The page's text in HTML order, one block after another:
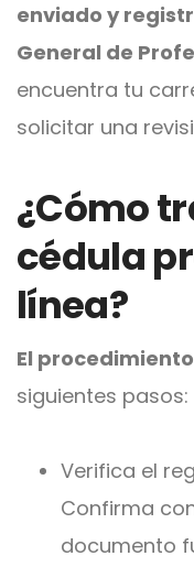
enviado y
General de
encuentra tu
solicitar una
¿Cómo
cédula
línea?
El
siguientes pasos:
Verifica el
Confirma
documento